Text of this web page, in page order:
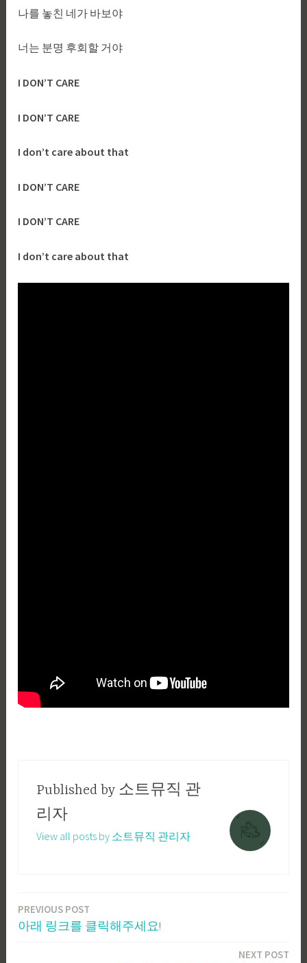
나를 놓친 네가 바보야
너는 분명 후회할 거야
I DON’T CARE
I DON’T CARE
I don’t care about that
I DON’T CARE
I DON’T CARE
I don’t care about that
Published by 소트뮤직 관
리자
View all posts by 소트뮤직 관리자
글
탐
PREVIOUS POST
아래 링크를 클릭해주세요!
NEXT POST